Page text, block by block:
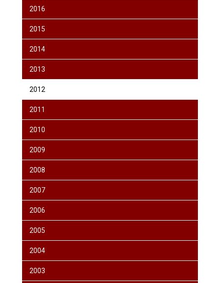
2016
2015
2014
2013
2012
2011
2010
2009
2008
2007
2006
2005
2004
2003